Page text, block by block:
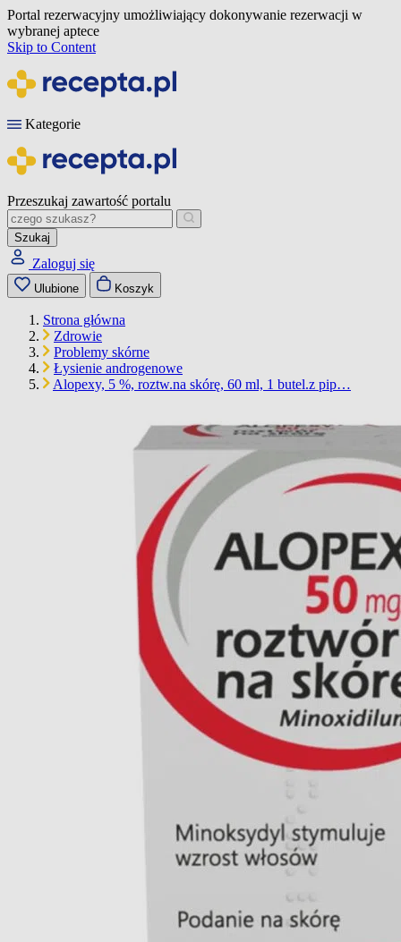
Portal rezerwacyjny umożliwiający dokonywanie rezerwacji w
wybranej aptece
Skip to Content
Kategorie
Przeszukaj zawartość portalu
Szukaj
Zaloguj się
Ulubione Koszyk
Strona główna
Zdrowie
Problemy skórne
Łysienie androgenowe
Alopexy, 5 %, roztw.na skórę, 60 ml, 1 butel.z pip…